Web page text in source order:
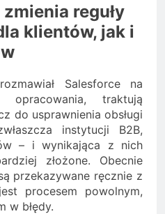
reguły
klientów, jak i
Salesforce na
opracowania, traktują
do usprawnienia obsługi
instytucji B2B,
– i wynikająca z nich
złożone. Obecnie
przekazywane ręcznie z
procesem powolnym,
w błędy.